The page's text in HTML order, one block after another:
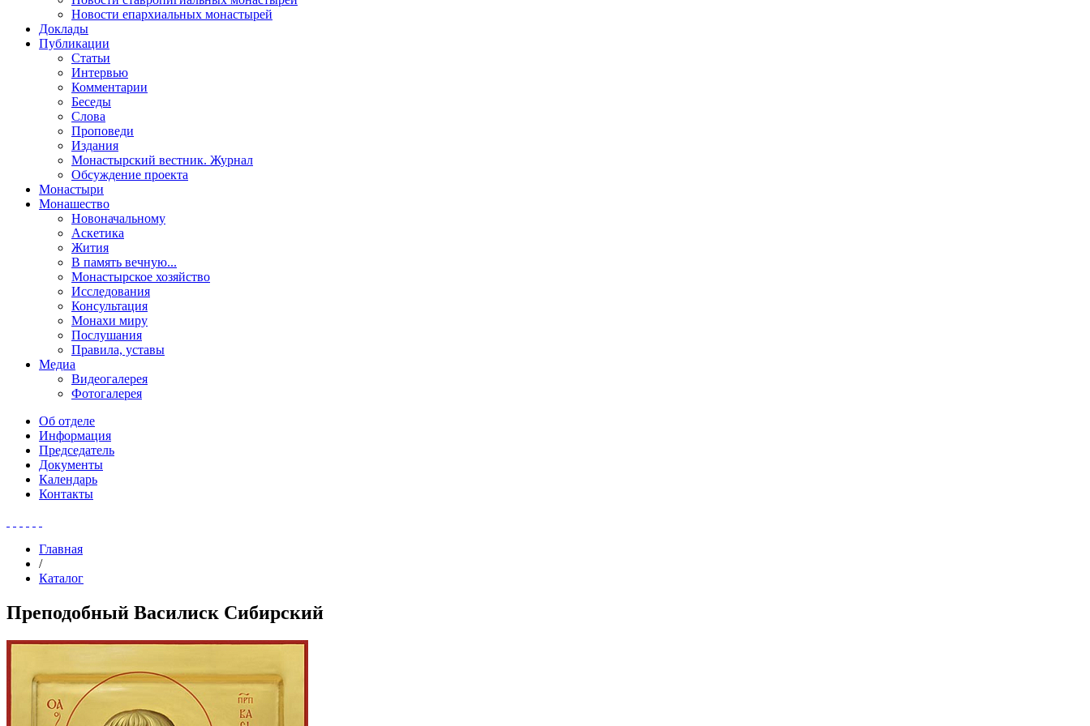
Новости епархиальных монастырей
Доклады
Публикации
Статьи
Интервью
Комментарии
Беседы
Слова
Проповеди
Издания
Монастырский вестник. Журнал
Обсуждение проекта
Монастыри
Монашество
Новоначальному
Аскетика
Жития
В память вечную...
Монастырское хозяйство
Исследования
Консультация
Монахи миру
Послушания
Правила, уставы
Медиа
Видеогалерея
Фотогалерея
Об отделе
Информация
Председатель
Документы
Календарь
Контакты
Главная
/
Каталог
Преподобный Василиск Сибирский